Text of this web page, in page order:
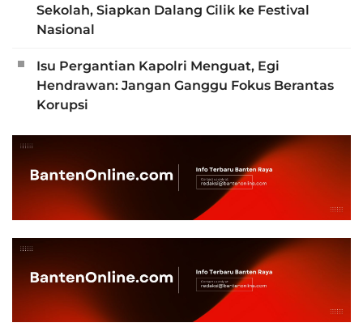
Sekolah, Siapkan Dalang Cilik ke Festival
Nasional
Isu Pergantian Kapolri Menguat, Egi
Hendrawan: Jangan Ganggu Fokus Berantas
Korupsi